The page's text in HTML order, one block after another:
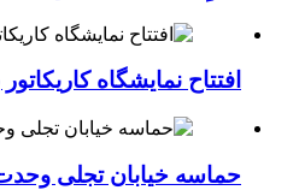
افتتاح نمایشگاه
حماسه خیابان تجلی